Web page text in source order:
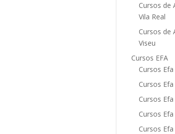
Cursos de
Vila Real
Cursos de
Viseu
Cursos EFA
Cursos
Cursos
Cursos
Cursos
Cursos